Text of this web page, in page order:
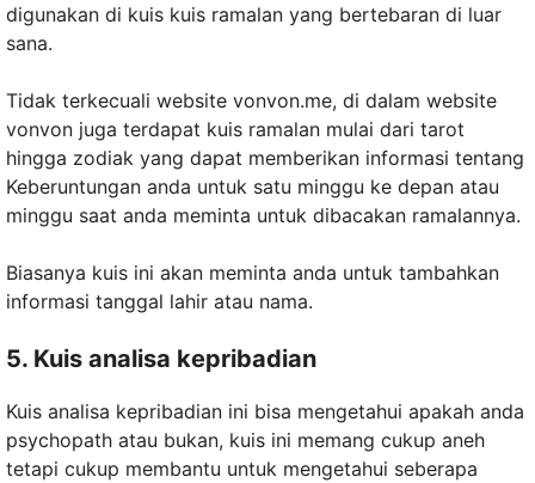
digunakan di kuis kuis ramalan yang bertebaran di luar
sana.
Tidak terkecuali website vonvon.me, di dalam website
vonvon juga terdapat kuis ramalan mulai dari tarot
hingga zodiak yang dapat memberikan informasi tentang
Keberuntungan anda untuk satu minggu ke depan atau
minggu saat anda meminta untuk dibacakan ramalannya.
Biasanya kuis ini akan meminta anda untuk tambahkan
informasi tanggal lahir atau nama.
5. Kuis analisa kepribadian
Kuis analisa kepribadian ini bisa mengetahui apakah anda
psychopath atau bukan, kuis ini memang cukup aneh
tetapi cukup membantu untuk mengetahui seberapa